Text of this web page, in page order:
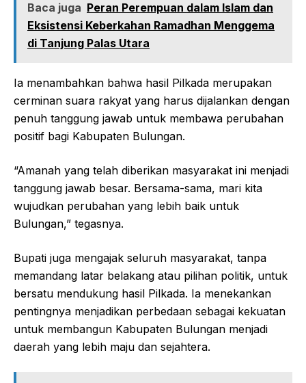
Baca juga Peran Perempuan dalam Islam dan
Eksistensi Keberkahan Ramadhan Menggema
di Tanjung Palas Utara
Ia menambahkan bahwa hasil Pilkada merupakan
cerminan suara rakyat yang harus dijalankan dengan
penuh tanggung jawab untuk membawa perubahan
positif bagi Kabupaten Bulungan.
“Amanah yang telah diberikan masyarakat ini menjadi
tanggung jawab besar. Bersama-sama, mari kita
wujudkan perubahan yang lebih baik untuk
Bulungan,” tegasnya.
Bupati juga mengajak seluruh masyarakat, tanpa
memandang latar belakang atau pilihan politik, untuk
bersatu mendukung hasil Pilkada. Ia menekankan
pentingnya menjadikan perbedaan sebagai kekuatan
untuk membangun Kabupaten Bulungan menjadi
daerah yang lebih maju dan sejahtera.